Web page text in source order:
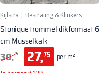
Kijlstra | Bestrating & Klinkers
Stonique trommel dikformaat 6
cm Musselkalk
30,75 27,75
per m²